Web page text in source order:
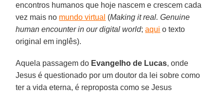
encontros humanos que hoje nascem e crescem cada
vez mais no mundo virtual (Making it real. Genuine
human encounter in our digital world;aqui o texto
original em inglês).
Aquela passagem do Evangelho de Lucas, onde
Jesus é questionado por um doutor da lei sobre como
ter a vida eterna, é reproposta como se Jesus